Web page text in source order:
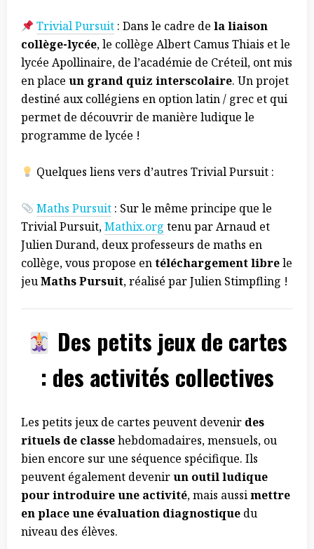
Trivial Pursuit : Dans le cadre dela liaison
collège-lycée, le collège Albert Camus Thiais et le
lycée Apollinaire, de l’académie de Créteil, ont mis
en place un grand quiz interscolaire. Un projet
destiné aux collégiens en option latin / grec et qui
permet de découvrir de manière ludique le
programme de lycée !
Quelques liens vers d’autres Trivial Pursuit :
Maths Pursuit : Sur le même principe que le
Trivial Pursuit,Mathix.org tenu par Arnaud et
Julien Durand, deux professeurs de maths en
collège, vous propose entéléchargement librele
jeuMaths Pursuit, réalisé par Julien Stimpfling !
Des petits jeux de cartes
: des activités collectives
Les petits jeux de cartes peuvent devenir des
rituels de classehebdomadaires, mensuels, ou
bien encore sur une séquence spécifique. Ils
peuvent également devenirun outil ludique
pour introduire une activité, mais aussimettre
en place une évaluation diagnostique du
niveau des élèves.